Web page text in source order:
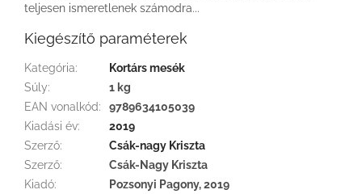
teljesen ismeretlenek számodra...
Kiegészítő paraméterek
Kategória:
Kortárs mesék
Súly:
1 kg
EAN vonalkód:
9789634105039
Kiadási év:
2019
Szerző:
Csák-nagy Kriszta
Szerző:
Csák-Nagy Kriszta
Kiadó:
Pozsonyi Pagony, 2019